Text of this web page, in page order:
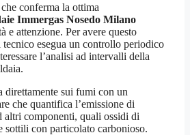
conferma la ottima
Immergas Nosedo Milano
e attenzione. Per avere questo
esegua un controllo periodico
l’analisi ad intervalli della
direttamente sui fumi con un
che quantifica l’emissione di
altri componenti, quali ossidi di
sottili con particolato carbonioso.